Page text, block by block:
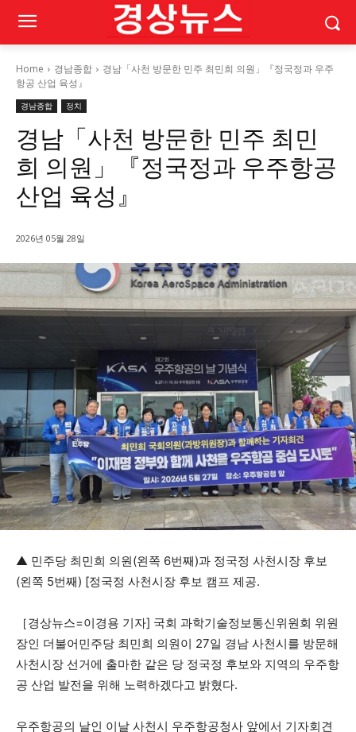
Home 경남종합
경남「사천 방문한 민주 최민희 의원」『정국정과 우주
항공 산업 육성』
경남종합 정치
경남「사천 방문한 민주 최민
희 의원」『정국정과 우주항공
산업 육성』
2026년 05월 28일
▲ 민주당 최민희 의원(왼쪽 6번째)과 정국정 사천시장 후보
(왼쪽 5번째) [정국정 사천시장 후보 캠프 제공.
［경상뉴스=이경용 기자] 국회 과학기술정보통신위원회 위원
장인 더불어민주당 최민희 의원이 27일 경남 사천시를 방문해
사천시장 선거에 출마한 같은 당 정국정 후보와 지역의 우주항
공 산업 발전을 위해 노력하겠다고 밝혔다.
우주항공의 날인 이날 사천시 우주항공청사 앞에서 기자회견